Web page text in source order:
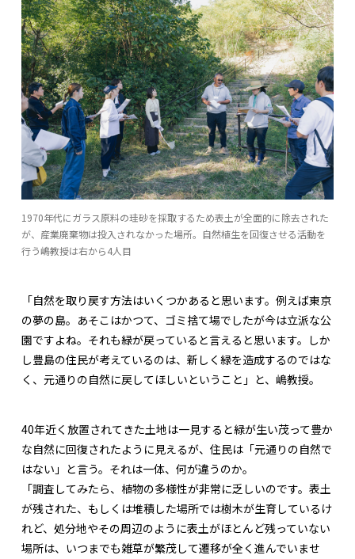
1970年代にガラス原料の珪砂を採取するため表土が全面的に除去された
が、産業廃棄物は投入されなかった場所。自然植生を回復させる活動を
行う嶋教授は右から4人目
「自然を取り戻す方法はいくつかあると思います。例えば東京
の夢の島。あそこはかつて、ゴミ捨て場でしたが今は立派な公
園ですよね。それも緑が戻っていると言えると思います。しか
し豊島の住民が考えているのは、新しく緑を造成するのではな
く、元通りの自然に戻してほしいということ」と、嶋教授。
40年近く放置されてきた土地は一見すると緑が生い茂って豊か
な自然に回復されたように見えるが、住民は「元通りの自然で
はない」と言う。それは一体、何が違うのか。
「調査してみたら、植物の多様性が非常に乏しいのです。表土
が残された、もしくは堆積した場所では樹木が生育しているけ
れど、処分地やその周辺のように表土がほとんど残っていない
場所は、いつまでも雑草が繁茂して遷移が全く進んでいませ